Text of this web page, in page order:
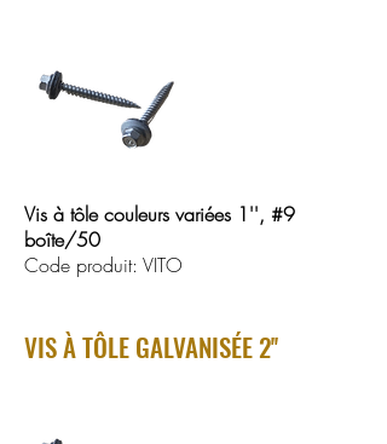
Vis à tôle couleurs variées 1'', #9
boîte/50
Code produit: VITO
VIS À TÔLE GALVANISÉE 2''